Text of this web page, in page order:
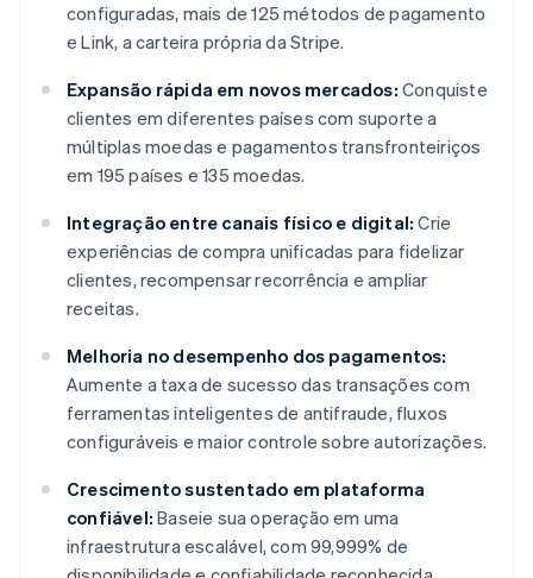
configuradas, mais de 125 métodos de pagamento
e Link, a carteira própria da Stripe.
Expansão rápida em novos mercados: Conquiste
clientes em diferentes países com suporte a
múltiplas moedas e pagamentos transfronteiriços
em 195 países e 135 moedas.
Integração entre canais físico e digital: Crie
experiências de compra unificadas para fidelizar
clientes, recompensar recorrência e ampliar
receitas.
Melhoria no desempenho dos pagamentos:
Aumente a taxa de sucesso das transações com
ferramentas inteligentes de antifraude, fluxos
configuráveis e maior controle sobre autorizações.
Crescimento sustentado em plataforma
confiável: Baseie sua operação em uma
infraestrutura escalável, com 99,999% de